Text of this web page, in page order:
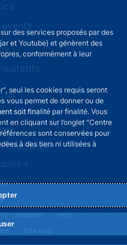
des services proposés par des
et Youtube) et génèrent des
conformément à leur
seul les cookies requis seront
vous permet de donner ou de
soit finalité par finalité. Vous
en cliquant sur l’onglet "Centre
sont conservées pour
à des tiers ni utilisées à
us
Directorate
+
compliant
Help
Site map